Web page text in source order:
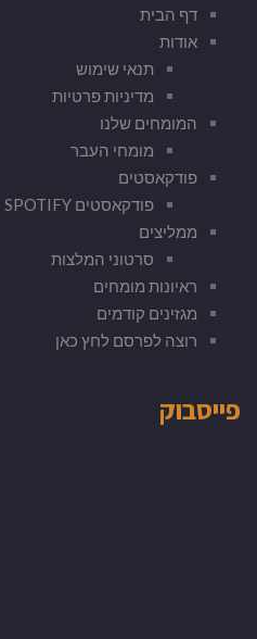
דף הבית
אודות
תנאי שימוש
מדיניות פרטיות
המומחים שלנו
מומחי העבר
פודקאסטים
פודקאסטים SPOTIFY
ממליצים
סרטוני המלצות
ראיונות מומחים
מגזינים קודמים
רוצה לפרסם לחץ כאן
פייסבוק